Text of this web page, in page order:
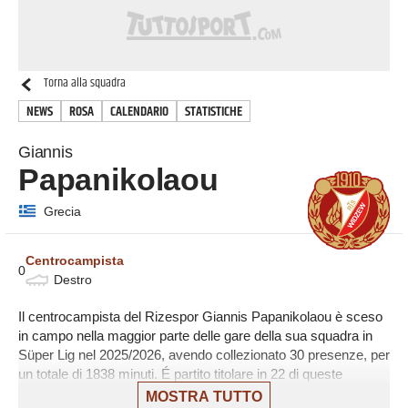
Torna alla squadra
NEWS ROSA CALENDARIO STATISTICHE
Giannis
Papanikolaou
Grecia
0
Centrocampista
Destro
Il centrocampista del Rizespor Giannis Papanikolaou è sceso
in campo nella maggior parte delle gare della sua squadra in
Süper Lig nel 2025/2026, avendo collezionato 30 presenze, per
un totale di 1838 minuti. É partito titolare in 22 di queste
presenze, su 34 giornate, ed è entrato a gara in corso 8 volte.
MOSTRA TUTTO